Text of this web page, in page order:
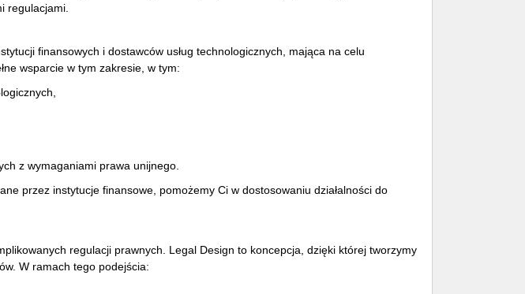
regulacjami.
finansowych i dostawców usług technologicznych, mająca na celu
wsparcie w tym zakresie, w tym:
z wymaganiami prawa unijnego.
przez instytucje finansowe, pomożemy Ci w dostosowaniu działalności do
regulacji prawnych. Legal Design to koncepcja, dzięki której tworzymy
W ramach tego podejścia: